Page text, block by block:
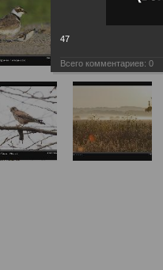
47
Всего комментариев: 0